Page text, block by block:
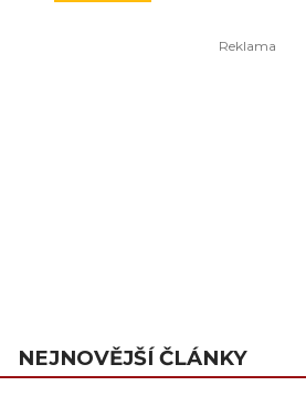
NEJNOVĚJŠÍ ČLÁNKY